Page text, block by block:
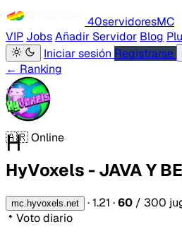
40servidoresMC
VIP JobsAñadir Servidor Blog
Iniciar sesión Registrarse
← Ranking
H
🇦🇷Online
HyVoxels - JAVA Y
mc.hyvoxels.net ·1.21 ·60 / 300
Voto diario